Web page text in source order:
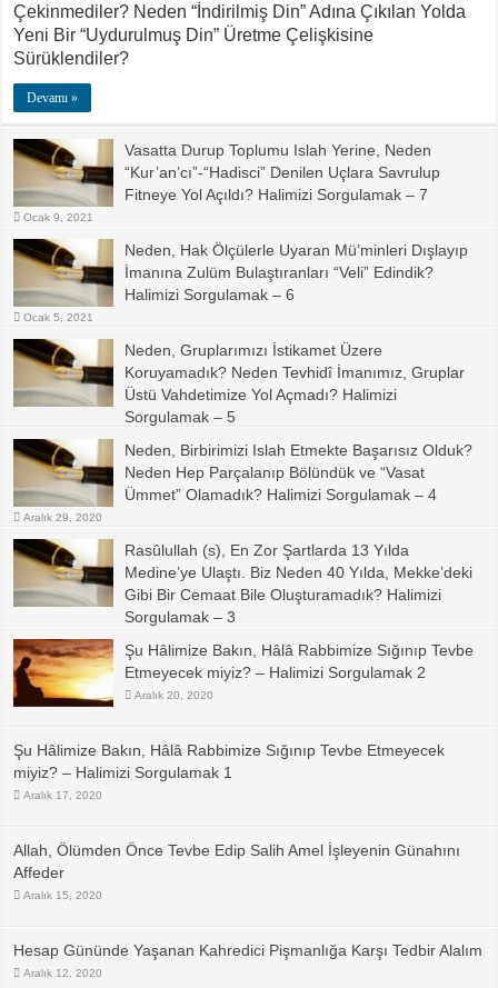
Çekinmediler? Neden “İndirilmiş Din” Adına Çıkılan Yolda
Yeni Bir “Uydurulmuş Din” Üretme Çelişkisine
Sürüklendiler?
Devamı »
Vasatta Durup Toplumu Islah Yerine, Neden
“Kur’an’cı”-“Hadisci” Denilen Uçlara Savrulup
Fitneye Yol Açıldı? Halimizi Sorgulamak – 7
Ocak 9, 2021
Neden, Hak Ölçülerle Uyaran Mü’minleri Dışlayıp
İmanına Zulüm Bulaştıranları “Veli” Edindik?
Halimizi Sorgulamak – 6
Ocak 5, 2021
Neden, Gruplarımızı İstikamet Üzere
Koruyamadık? Neden Tevhidî İmanımız, Gruplar
Üstü Vahdetimize Yol Açmadı? Halimizi
Sorgulamak – 5
Ocak 2, 2021
Neden, Birbirimizi Islah Etmekte Başarısız Olduk?
Neden Hep Parçalanıp Bölündük ve “Vasat
Ümmet” Olamadık? Halimizi Sorgulamak – 4
Aralık 29, 2020
Rasûlullah (s), En Zor Şartlarda 13 Yılda
Medine’ye Ulaştı. Biz Neden 40 Yılda, Mekke’deki
Gibi Bir Cemaat Bile Oluşturamadık? Halimizi
Sorgulamak – 3
Aralık 25, 2020
Şu Hâlimize Bakın, Hâlâ Rabbimize Sığınıp Tevbe
Etmeyecek miyiz? – Halimizi Sorgulamak 2
Aralık 20, 2020
Şu Hâlimize Bakın, Hâlâ Rabbimize Sığınıp Tevbe Etmeyecek
miyiz? – Halimizi Sorgulamak 1
Aralık 17, 2020
Allah, Ölümden Önce Tevbe Edip Salih Amel İşleyenin Günahını
Affeder
Aralık 15, 2020
Hesap Gününde Yaşanan Kahredici Pişmanlığa Karşı Tedbir Alalım
Aralık 12, 2020